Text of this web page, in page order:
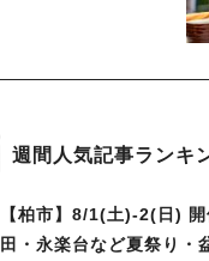
週間人気記事ランキ
【柏市】8/1(土)‐2(日)
田・永楽台など夏祭り・